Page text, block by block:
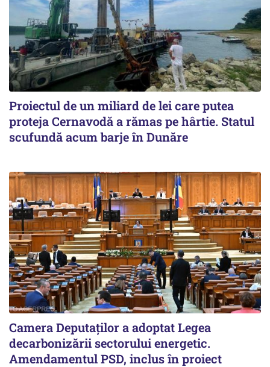
Proiectul de un miliard de lei care putea
proteja Cernavodă a rămas pe hârtie. Statul
scufundă acum barje în Dunăre
Camera Deputaților a adoptat Legea
decarbonizării sectorului energetic.
Amendamentul PSD, inclus în proiect